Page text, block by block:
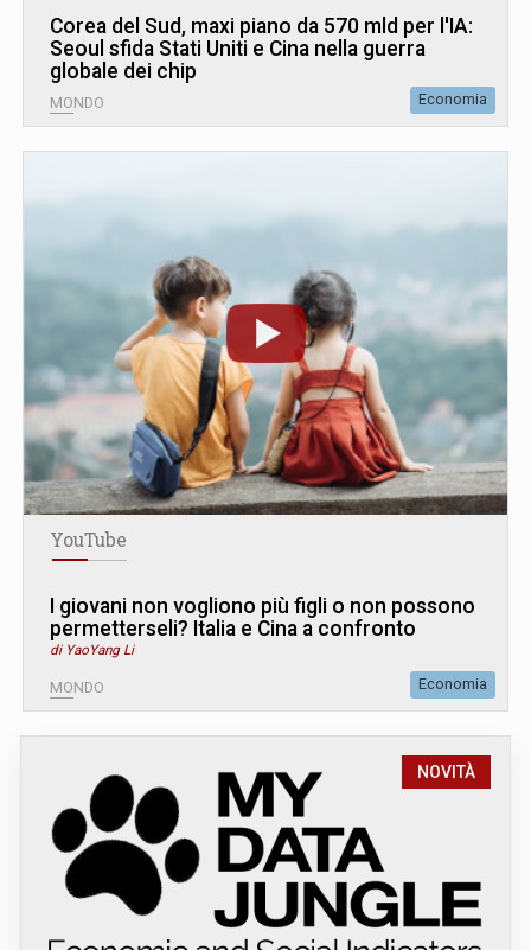
Corea del Sud, maxi piano da 570 mld per l'IA:
Seoul sfida Stati Uniti e Cina nella guerra
globale dei chip
MONDO Economia
YouTube
I giovani non vogliono più figli o non possono
permetterseli? Italia e Cina a confronto
di YaoYang Li
MONDO Economia
NOVITÀ